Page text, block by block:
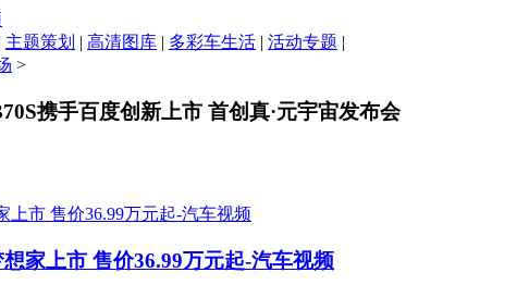
主题策划 | 高清图库 | 多彩车生活 | 活动专题 |
>
携手百度创新上市 首创真·元宇宙发布会
家上市 售价36.99万元起-汽车视频